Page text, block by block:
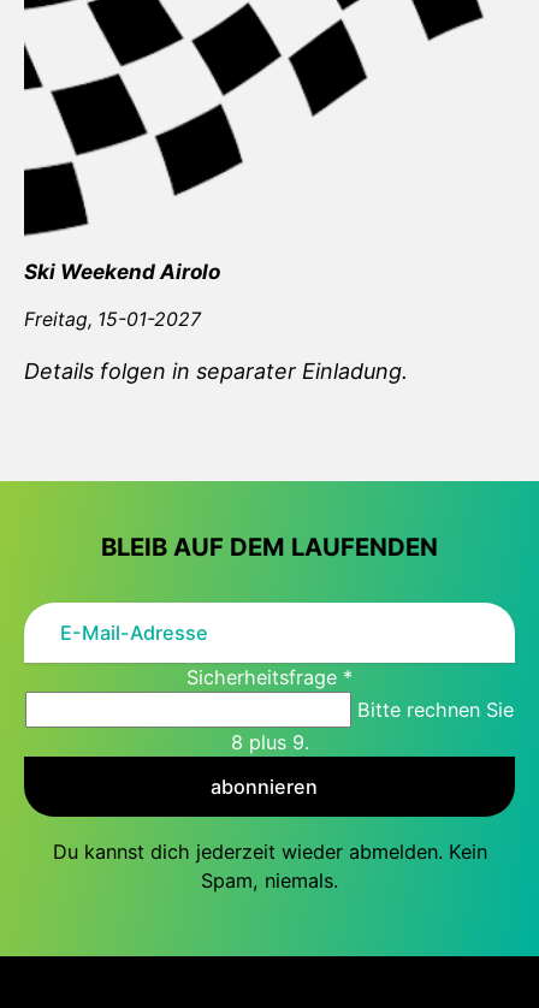
Ski Weekend Airolo
Freitag, 15-01-2027
Details folgen in separater Einladung.
BLEIB AUF DEM LAUFENDEN
Sicherheitsfrage *
Bitte rechnen Sie
8 plus 9.
abonnieren
Du kannst dich jederzeit wieder abmelden. Kein
Spam, niemals.